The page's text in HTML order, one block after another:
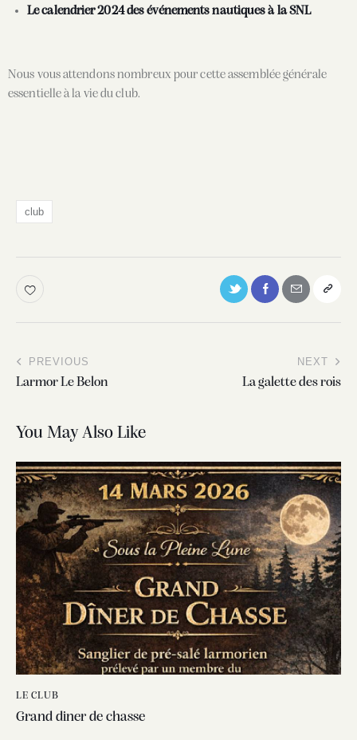
Le calendrier 2024 des événements nautiques à la SNL
Nous vous attendons nombreux pour cette assemblée générale
essentielle à la vie du club.
club
PREVIOUS
Larmor Le Belon
NEXT
La galette des rois
You May Also Like
LE CLUB
Grand diner de chasse